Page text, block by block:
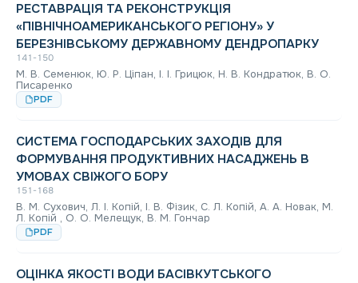
РЕСТАВРАЦІЯ ТА РЕКОНСТРУКЦІЯ
«ПІВНІЧНОАМЕРИКАНСЬКОГО РЕГІОНУ» У
БЕРЕЗНІВСЬКОМУ ДЕРЖАВНОМУ ДЕНДРОПАРКУ
141-150
М. В. Семенюк, Ю. Р. Ціпан, І. І. Грицюк, Н. В. Кондратюк, В. О.
Писаренко
PDF
СИСТЕМА ГОСПОДАРСЬКИХ ЗАХОДІВ ДЛЯ
ФОРМУВАННЯ ПРОДУКТИВНИХ НАСАДЖЕНЬ В
УМОВАХ СВІЖОГО БОРУ
151-168
В. М. Сухович, Л. І. Копій, І. В. Фізик, С. Л. Копій, А. А. Новак, М.
Л. Копій , О. О. Мелещук, В. М. Гончар
PDF
ОЦІНКА ЯКОСТІ ВОДИ БАСІВКУТСЬКОГО